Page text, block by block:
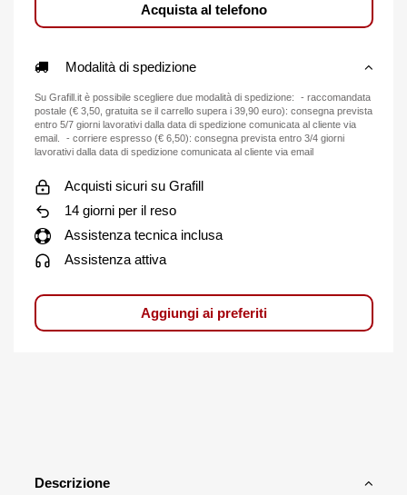
Acquista al telefono
Modalità di spedizione
Su Grafill.it è possibile scegliere due modalità di spedizione: - raccomandata
postale (€ 3,50, gratuita se il carrello supera i 39,90 euro): consegna prevista
entro 5/7 giorni lavorativi dalla data di spedizione comunicata al cliente via
email. - corriere espresso (€ 6,50): consegna prevista entro 3/4 giorni
lavorativi dalla data di spedizione comunicata al cliente via email
Acquisti sicuri su Grafill
14 giorni per il reso
Assistenza tecnica inclusa
Assistenza attiva
Aggiungi ai preferiti
Descrizione